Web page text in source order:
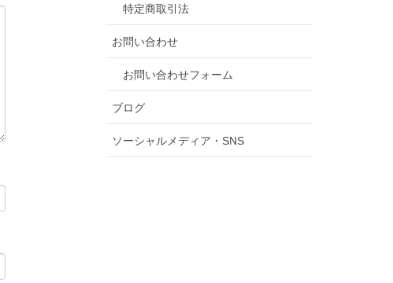
特定商取引法
お問い合わせ
お問い合わせフォーム
ブログ
ソーシャルメディア・SNS